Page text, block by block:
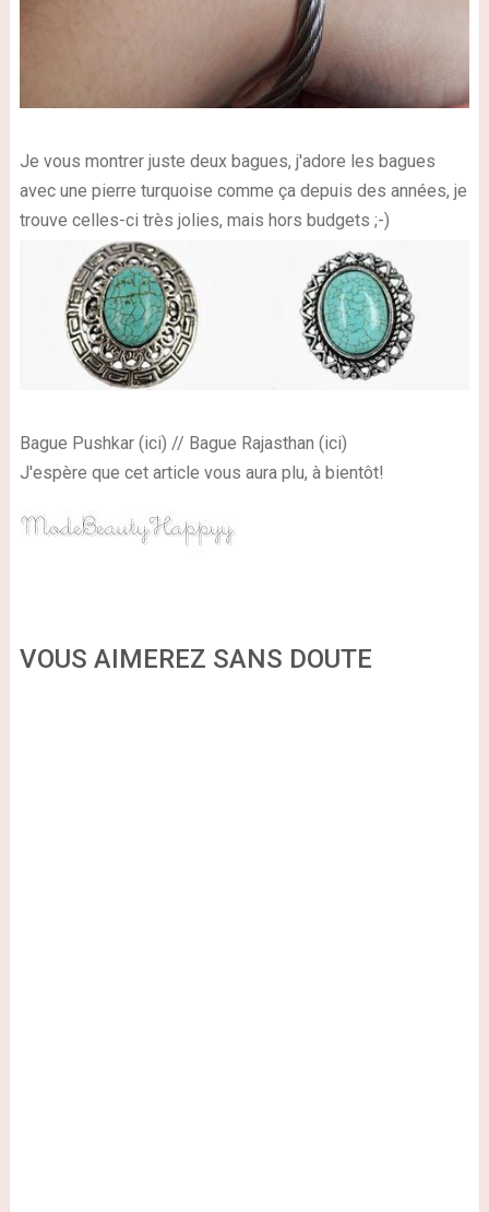
Je vous montrer juste deux bagues, j'adore les bagues
avec une pierre turquoise comme ça depuis des années, je
trouve celles-ci très jolies, mais hors budgets ;-)
Bague Pushkar (ici) // Bague Rajasthan (ici)
J'espère que cet article vous aura plu, à bientôt!
VOUS AIMEREZ SANS DOUTE